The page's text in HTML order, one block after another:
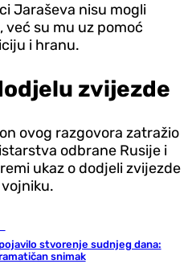
Jaraševa nisu mogli
već su mu uz pomoć
i hranu.
zvijezde
ovog razgovora zatražio
odbrane Rusije i
ukaz o dodjeli zvijezde
stvorenje sudnjeg dana:
snimak